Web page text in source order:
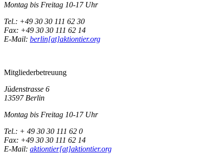
Montag bis Freitag 10-17 Uhr
Tel.: +49 30 30 111 62 30
Fax: +49 30 30 111 62 14
E-Mail: berlin[at]aktiontier.org
Mitgliederbetreuung
Jüdenstrasse 6
13597 Berlin
Montag bis Freitag 10-17 Uhr
Tel.: + 49 30 30 111 62 0
Fax: +49 30 30 111 62 14
E-Mail: aktiontier[at]aktiontier.org